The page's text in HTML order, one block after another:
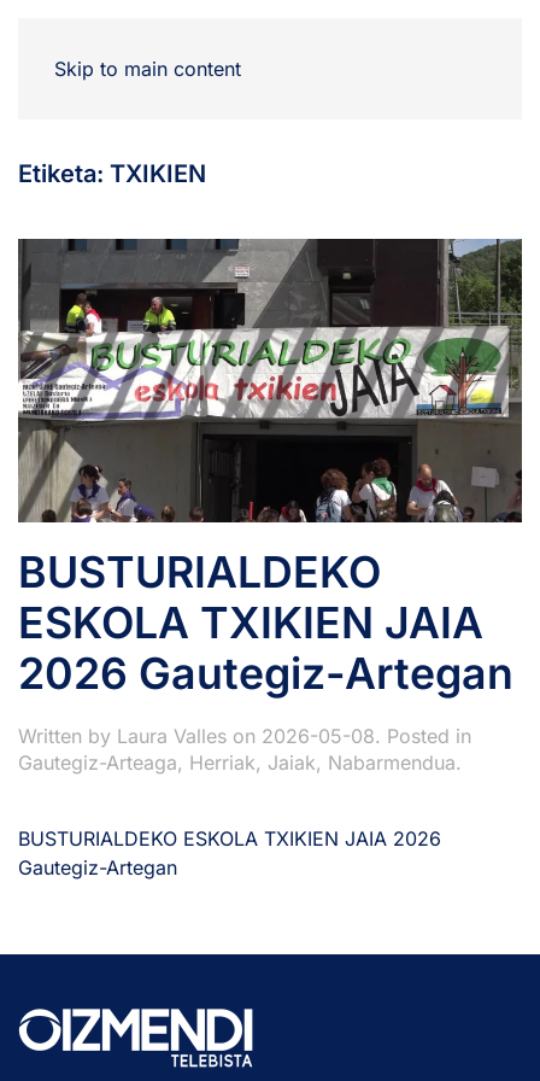
Skip to main content
Etiketa: TXIKIEN
BUSTURIALDEKO
ESKOLA TXIKIEN JAIA
2026 Gautegiz-Artegan
Written by Laura Valles on 2026-05-08. Posted in
Gautegiz-Arteaga, Herriak, Jaiak, Nabarmendua.
BUSTURIALDEKO ESKOLA TXIKIEN JAIA 2026
Gautegiz-Artegan